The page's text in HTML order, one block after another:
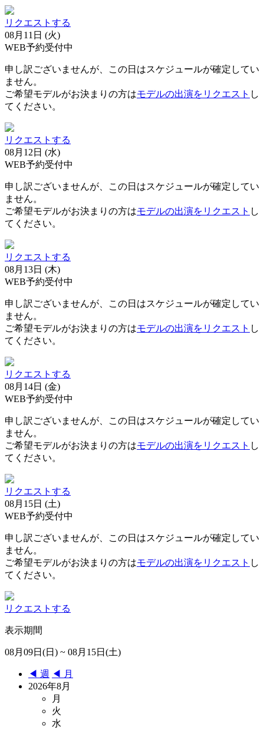
リクエストする
08月11日 (火)
WEB予約受付中
申し訳ございませんが、この日はスケジュールが確定してい
ません。
ご希望モデルがお決まりの方はモデルの出演をリクエスト し
てください。
リクエストする
08月12日 (水)
WEB予約受付中
申し訳ございませんが、この日はスケジュールが確定してい
ません。
ご希望モデルがお決まりの方はモデルの出演をリクエスト し
てください。
リクエストする
08月13日 (木)
WEB予約受付中
申し訳ございませんが、この日はスケジュールが確定してい
ません。
ご希望モデルがお決まりの方はモデルの出演をリクエスト し
てください。
リクエストする
08月14日 (金)
WEB予約受付中
申し訳ございませんが、この日はスケジュールが確定してい
ません。
ご希望モデルがお決まりの方はモデルの出演をリクエスト し
てください。
リクエストする
08月15日 (土)
WEB予約受付中
申し訳ございませんが、この日はスケジュールが確定してい
ません。
ご希望モデルがお決まりの方はモデルの出演をリクエスト し
てください。
リクエストする
表示期間
08月09日(日) ~ 08月15日(土)
◀︎ 週 ◀︎ 月
2026年8月
月
火
水